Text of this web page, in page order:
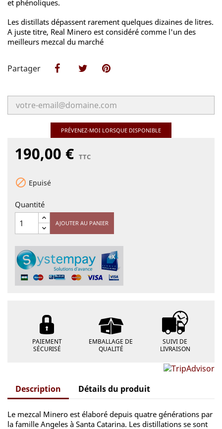
et phénoliques.
Les distillats dépassent rarement quelques dizaines de litres.
A juste titre, Real Minero est considéré comme l'un des
meilleurs mezcal du marché
Partager Partager Tweet
PRÉVENEZ-MOI LORSQUE DISPONIBLE
190,00 € TTC
 Epuisé
Quantité
AJOUTER AU PANIER
PAIEMENT
SÉCURISÉ
EMBALLAGE DE
QUALITÉ
SUIVI DE
LIVRAISON
Description Détails du produit
Le mezcal Minero est élaboré depuis quatre générations par
la famille Angeles à Santa Catarina. Les distillations se sont